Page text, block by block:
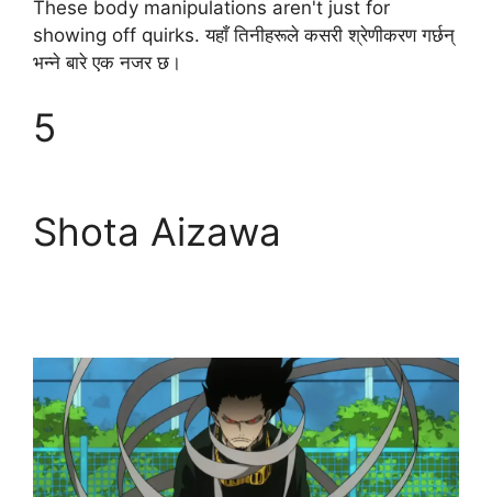
These body manipulations aren't just for
showing off quirks. यहाँ तिनीहरूले कसरी श्रेणीकरण गर्छन्
भन्ने बारे एक नजर छ।
5
Shota Aizawa